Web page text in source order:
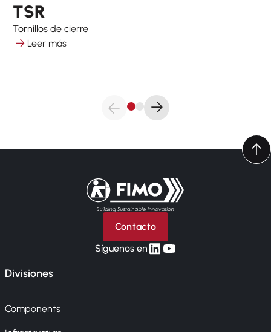
TSR
Tornillos de cierre
Leer más
Volver a la página principal
Contacto
Síguenos enlinkedin
yt
Divisiones
Components